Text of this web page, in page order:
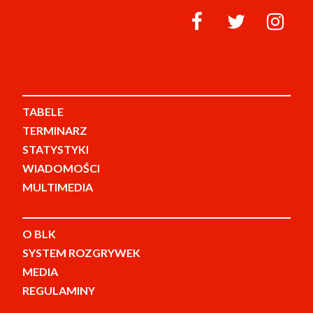
TABELE
TERMINARZ
STATYSTYKI
WIADOMOŚCI
MULTIMEDIA
O BLK
SYSTEM ROZGRYWEK
MEDIA
REGULAMINY